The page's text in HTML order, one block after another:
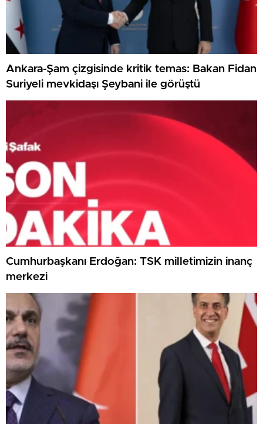
Ankara-Şam çizgisinde kritik temas: Bakan Fidan
Suriyeli mevkidaşı Şeybani ile görüştü
Cumhurbaşkanı Erdoğan: TSK milletimizin inanç
merkezi